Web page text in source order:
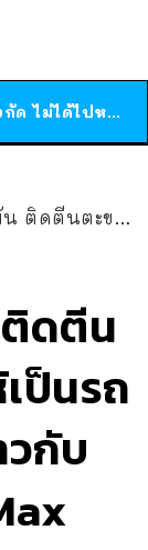
ได้เวลาเด็กหนวดรวมตัว RF Online Next เปิดให้เล่นแล้ว เกม Sci-Fi MMORPG ระดับตำนาน เล่นได้ทั้งมือถือและ PC
รดสุดอลัง ราวกับหลุดมาจาก Mad Max
ดตีน
ป็นรถ
กับ